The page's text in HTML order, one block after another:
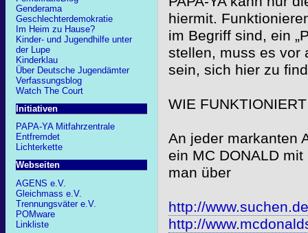
Genderama
Geschlechterdemokratie
Im Heim zu Hause?
Kinder- und Jugendhilfe unter
der Lupe
Kinderklau
Über Deutsche Jugendämter
Verfassungsblog
Watch The Court
Initiativen
PAPA-YA Mitfahrzentrale
Entfremdet
Lichterkette
Webseiten
AGENS e.V.
Gleichmass e.V.
Trennungsväter e.V.
POMware
Linkliste
hiermit.
im Begriff sind, ein
stellen, muss es vor
sein, sich hier zu
WIE
An jeder markanten
ein MC DONALD
man über
http://
http://